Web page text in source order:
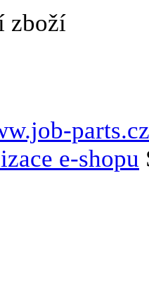
zboží
parts.cz
e-shopu